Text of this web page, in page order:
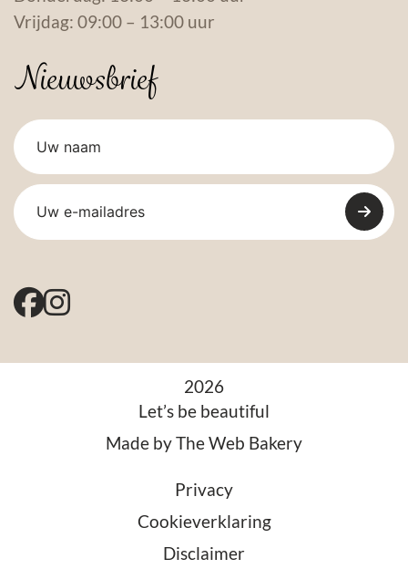
Vrijdag: 09:00 – 13:00 uur
Nieuwsbrief
2026
Let’s be beautiful
Made byThe Web Bakery
Privacy
Cookieverklaring
Disclaimer